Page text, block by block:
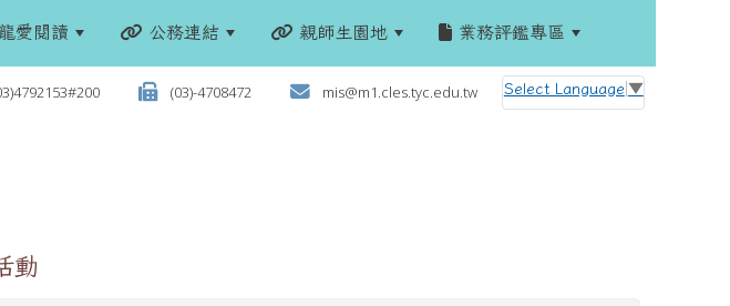
愛閱讀 公務連結 親師生園地 業務評鑑專區
(03)-4708472 mis@m1.cles.tyc.edu.tw Select Language ▼
動